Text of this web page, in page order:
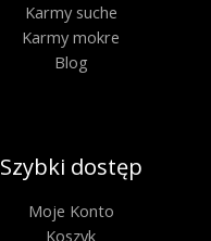
Karmy suche
Karmy mokre
Blog
Szybki dostęp
Moje Konto
Koszyk